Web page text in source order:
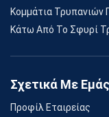
Κομμάτια Τρυπανιών
Κάτω Από Το Σφυρί
Σχετικά Με Εμάς
Προφίλ Εταιρείας